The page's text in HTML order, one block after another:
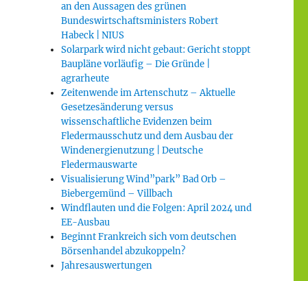
an den Aussagen des grünen
Bundeswirtschaftsministers Robert
Habeck | NIUS
Solarpark wird nicht gebaut: Gericht stoppt
Baupläne vorläufig – Die Gründe |
agrarheute
Zeitenwende im Artenschutz – Aktuelle
Gesetzesänderung versus
wissenschaftliche Evidenzen beim
Fledermausschutz und dem Ausbau der
Windenergienutzung | Deutsche
Fledermauswarte
Visualisierung Wind”park” Bad Orb –
Biebergemünd – Villbach
Windflauten und die Folgen: April 2024 und
EE-Ausbau
Beginnt Frankreich sich vom deutschen
Börsenhandel abzukoppeln?
Jahresauswertungen